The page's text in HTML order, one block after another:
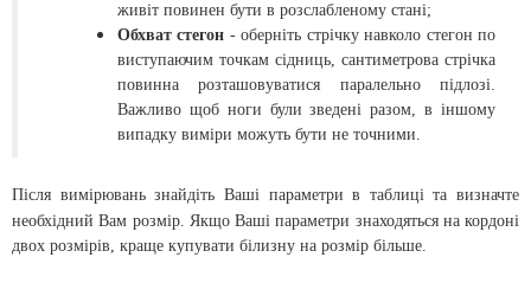
живіт повинен бути в розслабленому стані;
Обхват стегон - оберніть стрічку навколо стегон по
виступаючим точкам сідниць, сантиметрова стрічка
повинна розташовуватися паралельно підлозі.
Важливо щоб ноги були зведені разом, в іншому
випадку виміри можуть бути не точними.
Після вимірювань знайдіть Ваші параметри в таблиці та визначте
необхідний Вам розмір. Якщо Ваші параметри знаходяться на кордоні
двох розмірів, краще купувати білизну на розмір більше.